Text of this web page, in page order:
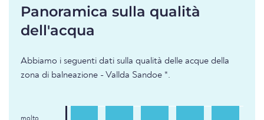
Panoramica sulla qualità
dell'acqua
Abbiamo i seguenti dati sulla qualità delle acque della
zona di balneazione - Vallda Sandoe *.